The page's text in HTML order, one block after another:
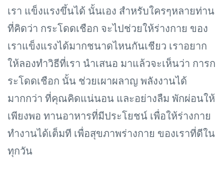
เรา แข็งแรงขึ้นได้ นั้นเอง สำหรับใครๆหลายท่าน
ที่คิดว่า กระโดดเชือก จะไปช่วยให้ร่างกาย ของ
เราแข็งแรงได้มากชนาดไหนกันเชียว เราอยาก
ให้ลองทำวิธีที่เรา นำเสนอ มาแล้วจะเห็นว่า การก
ระโดดเชือก นั้น ช่วยเผาผลาญ พลังงานได้
มากกว่า ที่คุณคิดแน่นอน และอย่างลืม พักผ่อนให้
เพียงพอ ทานอาหารที่มีประโยชน์ เพื่อให้ร่างกาย
ทำงานได้เต็มที เพื่อสุขภาพร่างกาย ของเราที่ดีใน
ทุกวัน